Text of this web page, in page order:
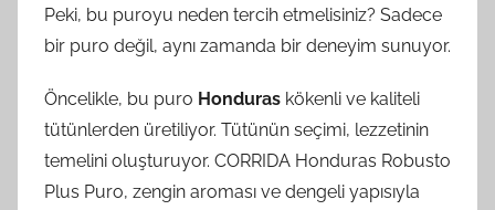
Peki, bu puroyu neden tercih etmelisiniz? Sadece
bir puro değil, aynı zamanda bir deneyim sunuyor.
Öncelikle, bu puro Honduras kökenli ve kaliteli
tütünlerden üretiliyor. Tütünün seçimi, lezzetinin
temelini oluşturuyor. CORRIDA Honduras Robusto
Plus Puro, zengin aroması ve dengeli yapısıyla